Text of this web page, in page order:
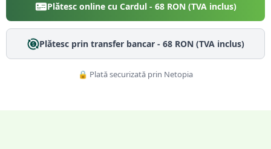
Plătesc online cu Cardul - 68RON (TVA inclus)
Plătesc prin transfer bancar - 68RON (TVA inclus)
🔒 Plată securizată prin Netopia